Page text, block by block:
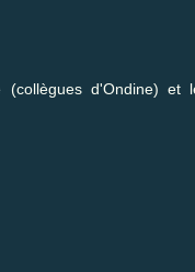
d'Ondine) et